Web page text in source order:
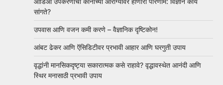
सांगते?
उपवास आणि वजन कमी करणे – वैज्ञानिक दृष्टिकोन!
आंबट ढेकर आणि ऍसिडिटीवर प्रभावी आहार आणि घरगुती उपाय
वृद्धांनी मानसिकदृष्ट्या सकारात्मक कसे राहावे? वृद्धावस्थेत आनंदी आणि
स्थिर मनासाठी प्रभावी उपाय